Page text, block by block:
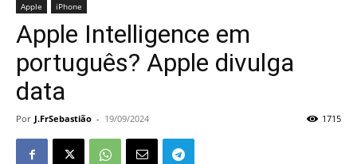
Apple iPhone
Apple Intelligence em
português? Apple divulga
data
Por J.FrSebastião - 19/09/2024 1715